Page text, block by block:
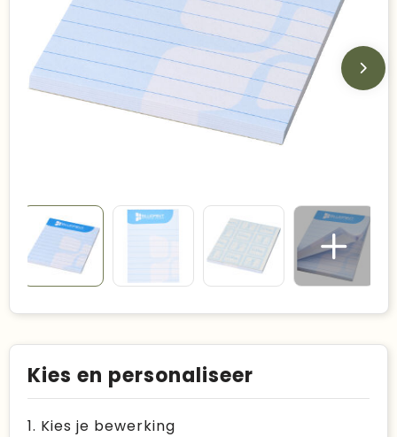
Recycled
Bestsellers
Kies en personaliseer
1. Kies je bewerking